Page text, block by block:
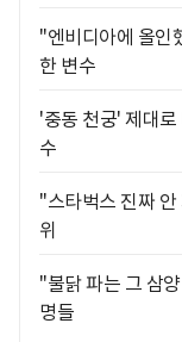
"엔비디아에 올인
한 변수
'중동 천궁' 제대
수
"스타벅스 진짜
위
"불닭 파는 그 삼
명들